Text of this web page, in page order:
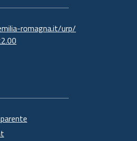
romagna.it/urp/